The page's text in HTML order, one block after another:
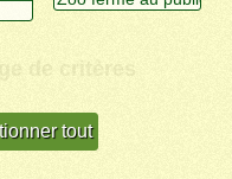
de critères